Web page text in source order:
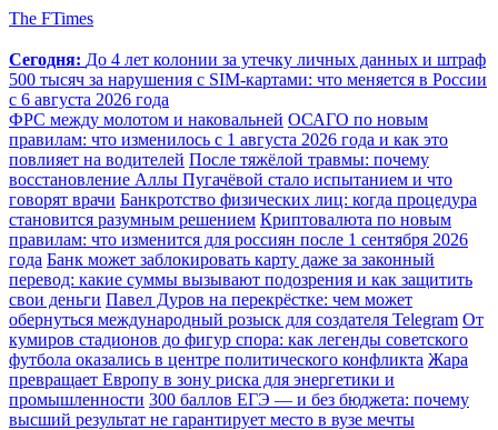
The FTimes
Сегодня: До 4 лет колонии за утечку личных данных и штраф
500 тысяч за нарушения с SIM-картами: что меняется в России
с 6 августа 2026 года
ФРС между молотом и наковальней ОСАГО по новым
правилам: что изменилось с 1 августа 2026 года и как это
повлияет на водителей После тяжёлой травмы: почему
восстановление Аллы Пугачёвой стало испытанием и что
говорят врачи Банкротство физических лиц: когда процедура
становится разумным решением Криптовалюта по новым
правилам: что изменится для россиян после 1 сентября 2026
года Банк может заблокировать карту даже за законный
перевод: какие суммы вызывают подозрения и как защитить
свои деньги Павел Дуров на перекрёстке: чем может
обернуться международный розыск для создателя Telegram От
кумиров стадионов до фигур спора: как легенды советского
футбола оказались в центре политического конфликта Жара
превращает Европу в зону риска для энергетики и
промышленности 300 баллов ЕГЭ — и без бюджета: почему
высший результат не гарантирует место в вузе мечты